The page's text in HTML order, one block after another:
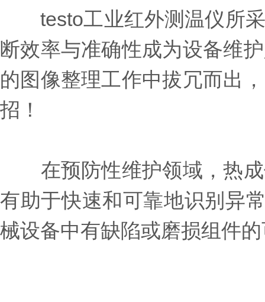
testo工业红外测温仪所采
断效率与准确性成为设备维
的图像整理工作中拔冗而出
招！
在预防性维护领域，热成
有助于快速和可靠地识别异
械设备中有缺陷或磨损组件